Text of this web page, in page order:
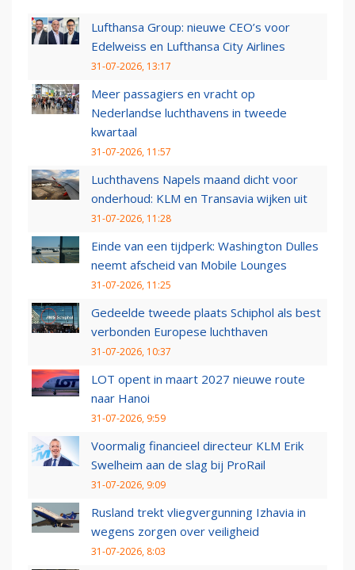
Lufthansa Group: nieuwe CEO’s voor
Edelweiss en Lufthansa City Airlines
31-07-2026, 13:17
Meer passagiers en vracht op
Nederlandse luchthavens in tweede
kwartaal
31-07-2026, 11:57
Luchthavens Napels maand dicht voor
onderhoud: KLM en Transavia wijken uit
31-07-2026, 11:28
Einde van een tijdperk: Washington Dulles
neemt afscheid van Mobile Lounges
31-07-2026, 11:25
Gedeelde tweede plaats Schiphol als best
verbonden Europese luchthaven
31-07-2026, 10:37
LOT opent in maart 2027 nieuwe route
naar Hanoi
31-07-2026, 9:59
Voormalig financieel directeur KLM Erik
Swelheim aan de slag bij ProRail
31-07-2026, 9:09
Rusland trekt vliegvergunning Izhavia in
wegens zorgen over veiligheid
31-07-2026, 8:03